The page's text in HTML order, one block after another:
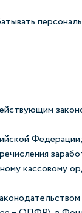
Федерации;